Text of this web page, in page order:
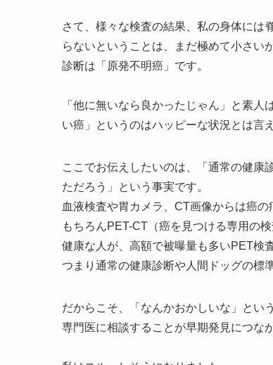
さて、様々な検査の結果、私の身体には
らないということは、まだ極めて小さい
診断は「原発不明癌」です。
「他に無いなら良かったじゃん」と素
い癌」というのはハッピーな状況とは言
ここでお伝えしたいのは、「通常の健康
ただろう」という事実です。
血液検査や胃カメラ、CT画像からは癌の
もちろんPET-CT（癌を見つける専用の
健康な人が、高額で被曝量も多いPET検
つまり通常の健康診断や人間ドッグの標
だからこそ、「なんかおかしいな」とい
専門医に相談することが早期発見につな